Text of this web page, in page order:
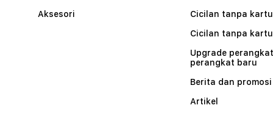
Aksesori
Cicilan tanpa
Cicilan tanpa
Upgrade
perangkat baru
Berita dan promosi
Artikel